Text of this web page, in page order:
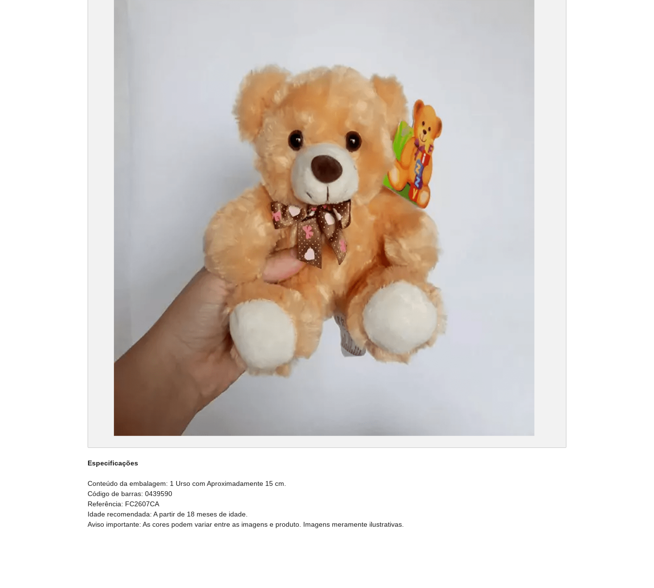
Especificações
Conteúdo da embalagem: 1 Urso com Aproximadamente 15 cm.
Código de barras: 0439590
Referência: FC2607CA
Idade recomendada: A partir de 18 meses de idade.
Aviso importante: As cores podem variar entre as imagens e produto. Imagens meramente ilustrativas.